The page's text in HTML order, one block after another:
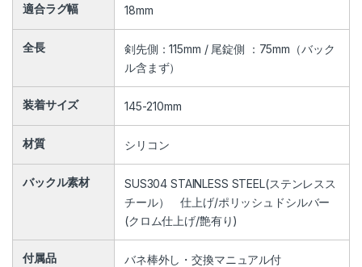
適合ラグ幅 18mm
全長
剣先側：115mm / 尾錠側 ：75mm（バック
ル含まず）
装着サイズ 145-210mm
材質 シリコン
バックル素材
SUS304 STAINLESS STEEL(ステンレスス
チール） 仕上げ/ポリッシュドシルバー
(クロム仕上げ/艶有り)
付属品 バネ棒外し・交換マニュアル付